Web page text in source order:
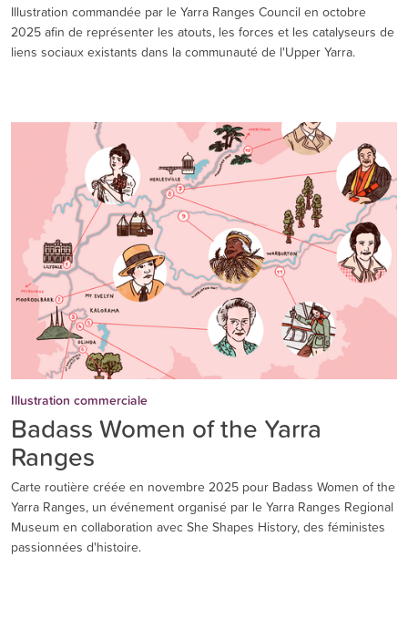
Illustration commandée par le Yarra Ranges Council en octobre
2025 afin de représenter les atouts, les forces et les catalyseurs de
liens sociaux existants dans la communauté de l'Upper Yarra.
Illustration commerciale
Badass Women of the Yarra
Ranges
Carte routière créée en novembre 2025 pour Badass Women of the
Yarra Ranges, un événement organisé par le Yarra Ranges Regional
Museum en collaboration avec She Shapes History, des féministes
passionnées d'histoire.